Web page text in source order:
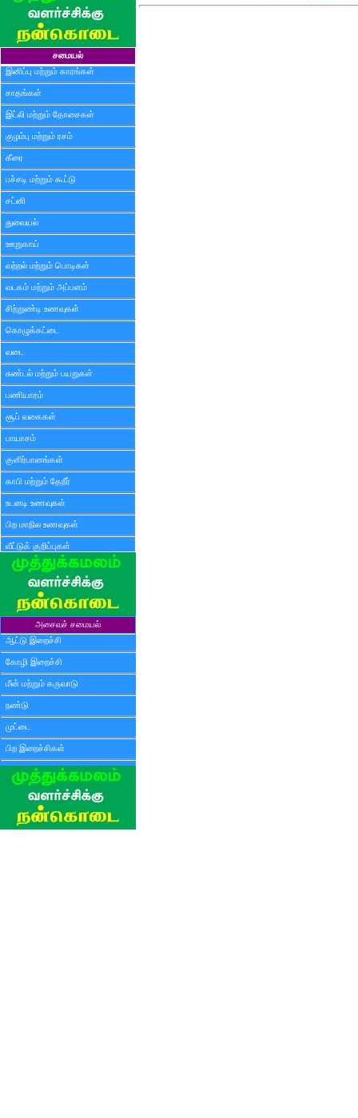
சமையல்
இனிப்பு மற்றும் காரங்கள்
சாதங்கள்
இட்லி மற்றும் தோசைகள்
குழம்பு மற்றும் ரசம்
கீரை
பச்சடி மற்றும் கூட்டு
சட்னி
துவையல்
ஊறுகாய்
வற்றல் மற்றும் பொடிகள்
வடகம் மற்றும் அப்பளம்
சிற்றுண்டி உணவுகள்
கொழுக்கட்டை
வடை
சுண்டல் மற்றும் பயறுகள்
பணியாரம்
சூப் வகைகள்
பாயாசம்
குளிர்பானங்கள்
காபி மற்றும் தேநீர்
உடனடி உணவுகள்
பிற மாநில உணவுகள்
வீட்டுக் குறிப்புகள்
அசைவச் சமையல்
ஆட்டு இறைச்சி
கோழி இறைச்சி
மீன் மற்றும் கருவாடு
நண்டு
முட்டை
பிற இறைச்சிகள்